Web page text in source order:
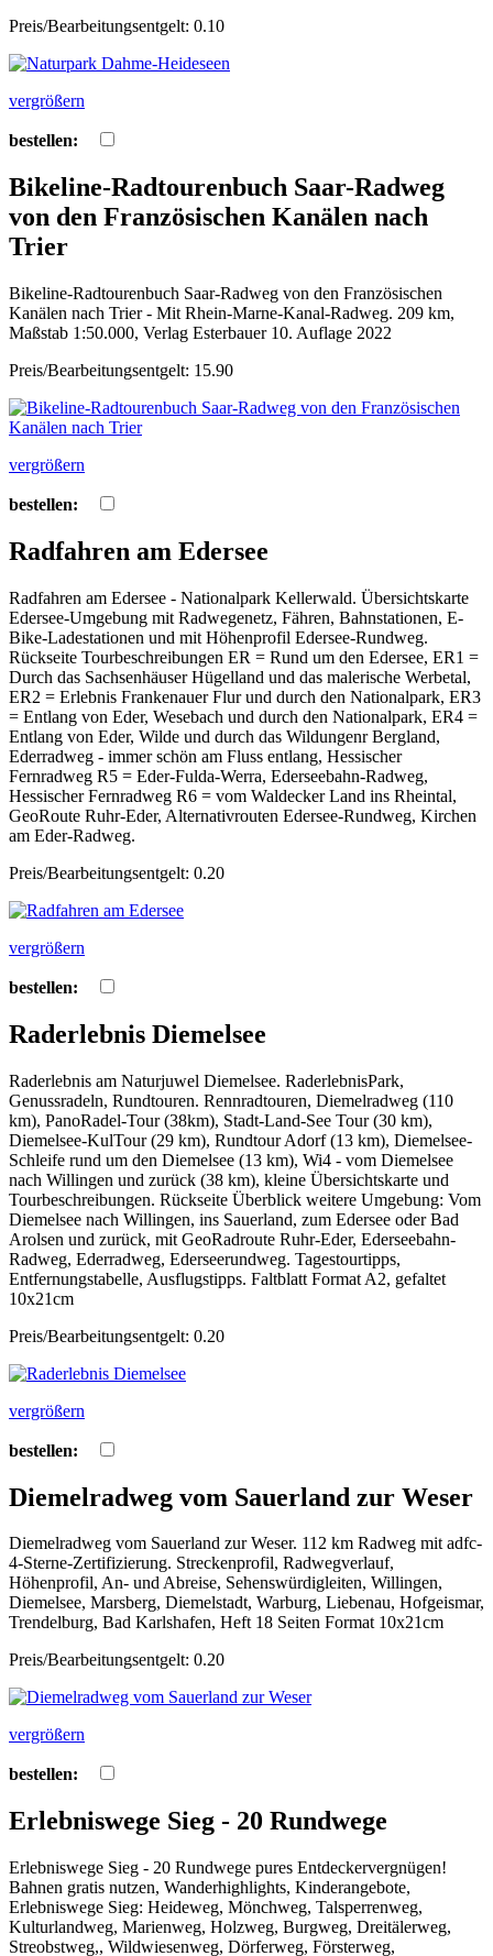
Preis/Bearbeitungsentgelt: 0.10
vergrößern
bestellen:
Bikeline-Radtourenbuch Saar-Radweg
von den Französischen Kanälen nach
Trier
Bikeline-Radtourenbuch Saar-Radweg von den Französischen
Kanälen nach Trier - Mit Rhein-Marne-Kanal-Radweg. 209 km,
Maßstab 1:50.000, Verlag Esterbauer 10. Auflage 2022
Preis/Bearbeitungsentgelt: 15.90
vergrößern
bestellen:
Radfahren am Edersee
Radfahren am Edersee - Nationalpark Kellerwald. Übersichtskarte
Edersee-Umgebung mit Radwegenetz, Fähren, Bahnstationen, E-
Bike-Ladestationen und mit Höhenprofil Edersee-Rundweg.
Rückseite Tourbeschreibungen ER = Rund um den Edersee, ER1 =
Durch das Sachsenhäuser Hügelland und das malerische Werbetal,
ER2 = Erlebnis Frankenauer Flur und durch den Nationalpark, ER3
= Entlang von Eder, Wesebach und durch den Nationalpark, ER4 =
Entlang von Eder, Wilde und durch das Wildungenr Bergland,
Ederradweg - immer schön am Fluss entlang, Hessischer
Fernradweg R5 = Eder-Fulda-Werra, Ederseebahn-Radweg,
Hessischer Fernradweg R6 = vom Waldecker Land ins Rheintal,
GeoRoute Ruhr-Eder, Alternativrouten Edersee-Rundweg, Kirchen
am Eder-Radweg.
Preis/Bearbeitungsentgelt: 0.20
vergrößern
bestellen:
Raderlebnis Diemelsee
Raderlebnis am Naturjuwel Diemelsee. RaderlebnisPark,
Genussradeln, Rundtouren. Rennradtouren, Diemelradweg (110
km), PanoRadel-Tour (38km), Stadt-Land-See Tour (30 km),
Diemelsee-KulTour (29 km), Rundtour Adorf (13 km), Diemelsee-
Schleife rund um den Diemelsee (13 km), Wi4 - vom Diemelsee
nach Willingen und zurück (38 km), kleine Übersichtskarte und
Tourbeschreibungen. Rückseite Überblick weitere Umgebung: Vom
Diemelsee nach Willingen, ins Sauerland, zum Edersee oder Bad
Arolsen und zurück, mit GeoRadroute Ruhr-Eder, Ederseebahn-
Radweg, Ederradweg, Ederseerundweg. Tagestourtipps,
Entfernungstabelle, Ausflugstipps. Faltblatt Format A2, gefaltet
10x21cm
Preis/Bearbeitungsentgelt: 0.20
vergrößern
bestellen:
Diemelradweg vom Sauerland zur Weser
Diemelradweg vom Sauerland zur Weser. 112 km Radweg mit adfc-
4-Sterne-Zertifizierung. Streckenprofil, Radwegverlauf,
Höhenprofil, An- und Abreise, Sehenswürdigleiten, Willingen,
Diemelsee, Marsberg, Diemelstadt, Warburg, Liebenau, Hofgeismar,
Trendelburg, Bad Karlshafen, Heft 18 Seiten Format 10x21cm
Preis/Bearbeitungsentgelt: 0.20
vergrößern
bestellen:
Erlebniswege Sieg - 20 Rundwege
Erlebniswege Sieg - 20 Rundwege pures Entdeckervergnügen!
Bahnen gratis nutzen, Wanderhighlights, Kinderangebote,
Erlebniswege Sieg: Heideweg, Mönchweg, Talsperrenweg,
Kulturlandweg, Marienweg, Holzweg, Burgweg, Dreitälerweg,
Streobstweg,, Wildwiesenweg, Dörferweg, Försterweg,